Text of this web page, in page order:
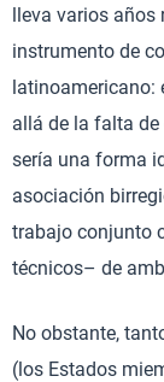
lleva varios años
instrumento de
latinoamericano:
allá de la falta de
sería una forma
asociación
trabajo conjunto
técnicos– de
No obstante,
(los Estados